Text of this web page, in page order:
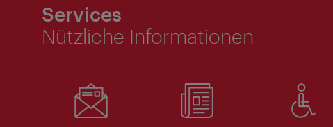
Services
Nützliche Informationen